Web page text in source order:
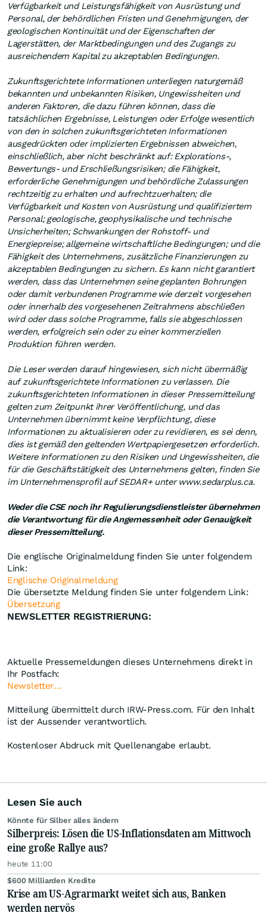
Verfügbarkeit und Leistungsfähigkeit von Ausrüstung und
Personal, der behördlichen Fristen und Genehmigungen, der
geologischen Kontinuität und der Eigenschaften der
Lagerstätten, der Marktbedingungen und des Zugangs zu
ausreichendem Kapital zu akzeptablen Bedingungen.
Zukunftsgerichtete Informationen unterliegen naturgemäß
bekannten und unbekannten Risiken, Ungewissheiten und
anderen Faktoren, die dazu führen können, dass die
tatsächlichen Ergebnisse, Leistungen oder Erfolge wesentlich
von den in solchen zukunftsgerichteten Informationen
ausgedrückten oder implizierten Ergebnissen abweichen,
einschließlich, aber nicht beschränkt auf: Explorations-,
Bewertungs- und Erschließungsrisiken; die Fähigkeit,
erforderliche Genehmigungen und behördliche Zulassungen
rechtzeitig zu erhalten und aufrechtzuerhalten; die
Verfügbarkeit und Kosten von Ausrüstung und qualifiziertem
Personal; geologische, geophysikalische und technische
Unsicherheiten; Schwankungen der Rohstoff- und
Energiepreise; allgemeine wirtschaftliche Bedingungen; und die
Fähigkeit des Unternehmens, zusätzliche Finanzierungen zu
akzeptablen Bedingungen zu sichern. Es kann nicht garantiert
werden, dass das Unternehmen seine geplanten Bohrungen
oder damit verbundenen Programme wie derzeit vorgesehen
oder innerhalb des vorgesehenen Zeitrahmens abschließen
wird oder dass solche Programme, falls sie abgeschlossen
werden, erfolgreich sein oder zu einer kommerziellen
Produktion führen werden.
Die Leser werden darauf hingewiesen, sich nicht übermäßig
auf zukunftsgerichtete Informationen zu verlassen. Die
zukunftsgerichteten Informationen in dieser Pressemitteilung
gelten zum Zeitpunkt ihrer Veröffentlichung, und das
Unternehmen übernimmt keine Verpflichtung, diese
Informationen zu aktualisieren oder zu revidieren, es sei denn,
dies ist gemäß den geltenden Wertpapiergesetzen erforderlich.
Weitere Informationen zu den Risiken und Ungewissheiten, die
für die Geschäftstätigkeit des Unternehmens gelten, finden Sie
im Unternehmensprofil auf SEDAR+ unter www.sedarplus.ca.
Weder die CSE noch ihr Regulierungsdienstleister übernehmen
die Verantwortung für die Angemessenheit oder Genauigkeit
dieser Pressemitteilung.
Die englische Originalmeldung finden Sie unter folgendem
Link:
Englische Originalmeldung
Die übersetzte Meldung finden Sie unter folgendem Link:
Übersetzung
NEWSLETTER REGISTRIERUNG:
Aktuelle Pressemeldungen dieses Unternehmens direkt in
Ihr Postfach:
Newsletter...
Mitteilung übermittelt durch IRW-Press.com. Für den Inhalt
ist der Aussender verantwortlich.
Kostenloser Abdruck mit Quellenangabe erlaubt.
Lesen Sie auch
Könnte für Silber alles ändern
Silberpreis: Lösen die US-Inflationsdaten am Mittwoch
eine große Rallye aus?
heute 11:00
$600 Milliarden Kredite
Krise am US-Agrarmarkt weitet sich aus, Banken
werden nervös